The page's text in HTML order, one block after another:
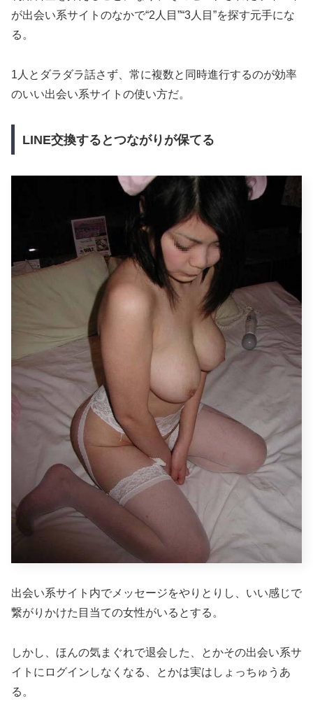
が出会い系サイトのなかで“2人目”“3人目”を探す元手にな
る。
1人とダラダラ話さず、常に複数と同時進行するのが効率
のいい出会い系サイトの使い方だ。
LINE交換するとつながりが保てる
出会い系サイト内でメッセージをやりとりし、いい感じで
繋がりかけた目当ての女性がいるとする。
しかし、ほんの気まぐれで退会した、とかその出会い系サ
イトにログインしなくなる、とかは実はしょっちゅうあ
る。